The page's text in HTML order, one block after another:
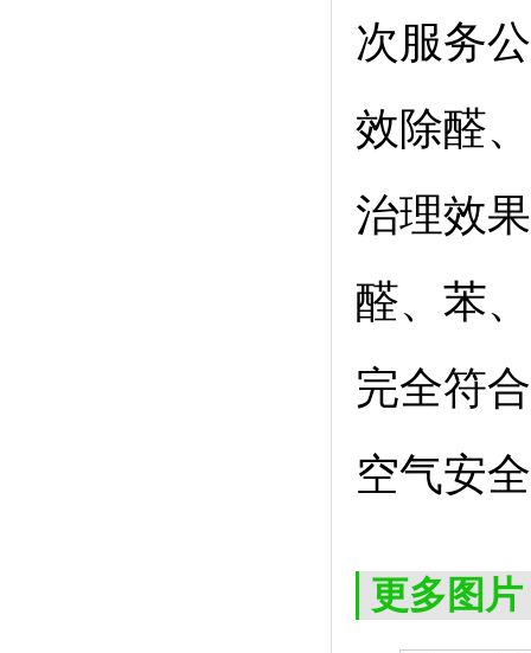
次服务
效除醛
治理效
醛、苯
完全符
空气安
更多图片